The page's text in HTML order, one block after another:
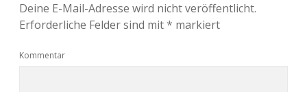
Deine E-Mail-Adresse wird nicht veröffentlicht.
Erforderliche Felder sind mit* markiert
Kommentar